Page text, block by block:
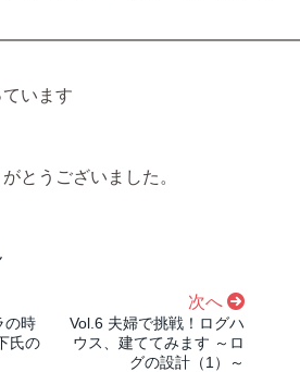
います
とうございました。
の時
氏の
次へ
Vol.6 夫婦で挑戦！ログハ
ウス、建ててみます ～ロ
グの設計（1）～